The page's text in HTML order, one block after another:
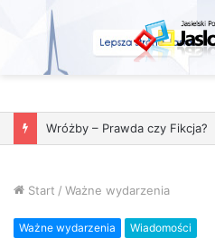
Wróżby – Prawda czy Fikcja?
Start / Ważne wydarzenia
Ważne wydarzenia Wiadomości